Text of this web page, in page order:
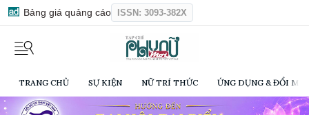
Bảng giá quảng cáo ISSN: 3093-382X
TRANG CHỦ SỰ KIỆN NỮ TRÍ THỨC ỨNG DỤNG & ĐỔI